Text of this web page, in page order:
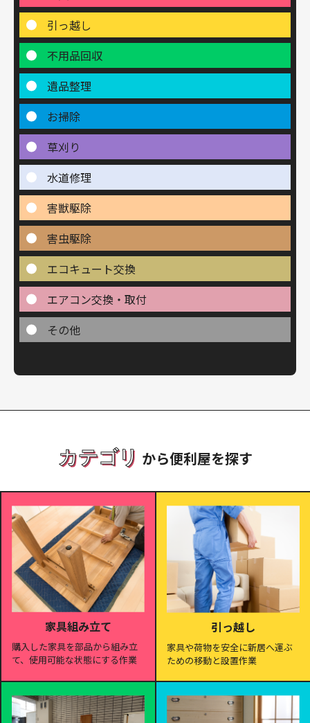
引っ越し
不用品回収
遺品整理
お掃除
草刈り
水道修理
害獣駆除
害虫駆除
エコキュート交換
エアコン交換・取付
その他
カテゴリ から便利屋を探す
家具組み立て
購入した家具を部品から組み立
て、使用可能な状態にする作業
引っ越し
家具や荷物を安全に新居へ運ぶ
ための移動と設置作業